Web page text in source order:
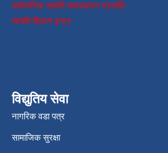
सार्वजनिक सम्पति व्यवस्थापन प्रणालि
सम्पति विवरण इन्ट्र
विद्युतिय सेवा
नागरिक वडा पत्र
सामाजिक सुरक्षा